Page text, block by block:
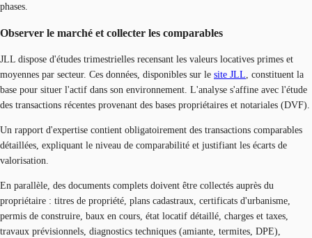
phases.
Observer le marché et collecter les comparables
JLL dispose d'études trimestrielles recensant les valeurs locatives primes et
moyennes par secteur. Ces données, disponibles sur le site JLL, constituent la
base pour situer l'actif dans son environnement. L'analyse s'affine avec l'étude
des transactions récentes provenant des bases propriétaires et notariales (DVF).
Un rapport d'expertise contient obligatoirement des transactions comparables
détaillées, expliquant le niveau de comparabilité et justifiant les écarts de
valorisation.
En parallèle, des documents complets doivent être collectés auprès du
propriétaire : titres de propriété, plans cadastraux, certificats d'urbanisme,
permis de construire, baux en cours, état locatif détaillé, charges et taxes,
travaux prévisionnels, diagnostics techniques (amiante, termites, DPE),